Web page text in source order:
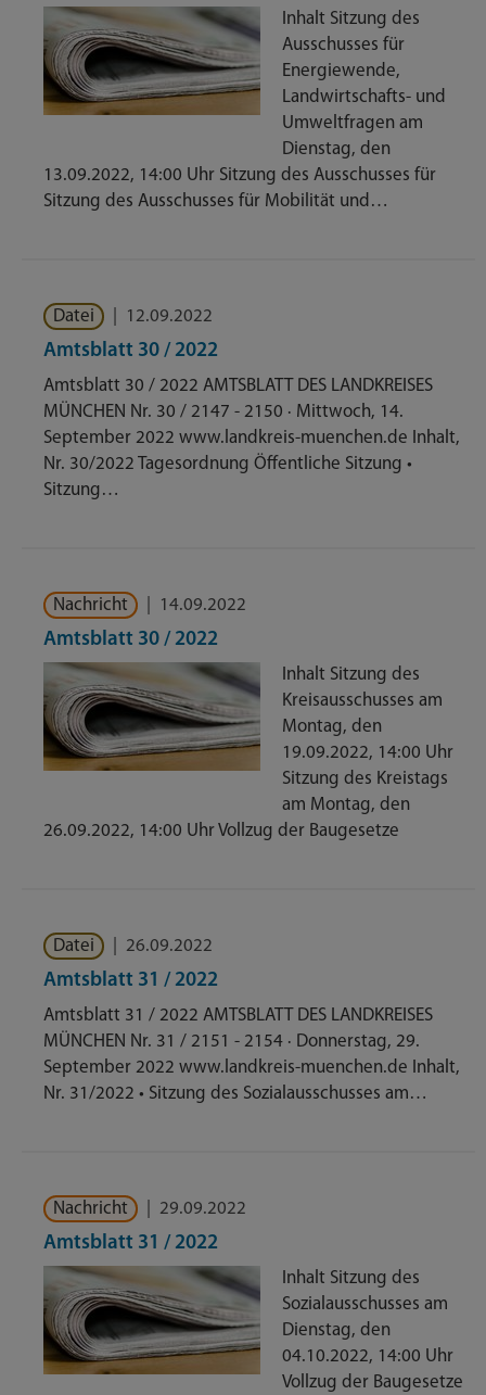
Inhalt Sitzung des
Ausschusses für
Energiewende,
Landwirtschafts- und
Umweltfragen am
Dienstag, den
13.09.2022, 14:00 Uhr Sitzung des Ausschusses für
Sitzung des Ausschusses für Mobilität und…
Datei 12.09.2022
Amtsblatt 30 / 2022
Amtsblatt 30 / 2022 AMTSBLATT DES LANDKREISES
MÜNCHEN Nr. 30 / 2147 - 2150 · Mittwoch, 14.
September 2022 www.landkreis-muenchen.de Inhalt,
Nr. 30/2022 Tagesordnung Öffentliche Sitzung •
Sitzung…
Nachricht 14.09.2022
Amtsblatt 30 / 2022
Inhalt Sitzung des
Kreisausschusses am
Montag, den
19.09.2022, 14:00 Uhr
Sitzung des Kreistags
am Montag, den
26.09.2022, 14:00 Uhr Vollzug der Baugesetze
Datei 26.09.2022
Amtsblatt 31 / 2022
Amtsblatt 31 / 2022 AMTSBLATT DES LANDKREISES
MÜNCHEN Nr. 31 / 2151 - 2154 · Donnerstag, 29.
September 2022 www.landkreis-muenchen.de Inhalt,
Nr. 31/2022 • Sitzung des Sozialausschusses am…
Nachricht 29.09.2022
Amtsblatt 31 / 2022
Inhalt Sitzung des
Sozialausschusses am
Dienstag, den
04.10.2022, 14:00 Uhr
Vollzug der Baugesetze